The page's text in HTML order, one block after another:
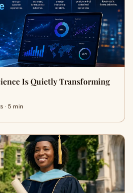
Is Quietly Transforming
· 5 min